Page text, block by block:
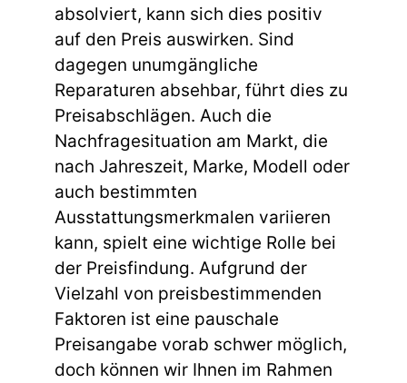
absolviert, kann sich dies positiv
auf den Preis auswirken. Sind
dagegen unumgängliche
Reparaturen absehbar, führt dies zu
Preisabschlägen. Auch die
Nachfragesituation am Markt, die
nach Jahreszeit, Marke, Modell oder
auch bestimmten
Ausstattungsmerkmalen variieren
kann, spielt eine wichtige Rolle bei
der Preisfindung. Aufgrund der
Vielzahl von preisbestimmenden
Faktoren ist eine pauschale
Preisangabe vorab schwer möglich,
doch können wir Ihnen im Rahmen